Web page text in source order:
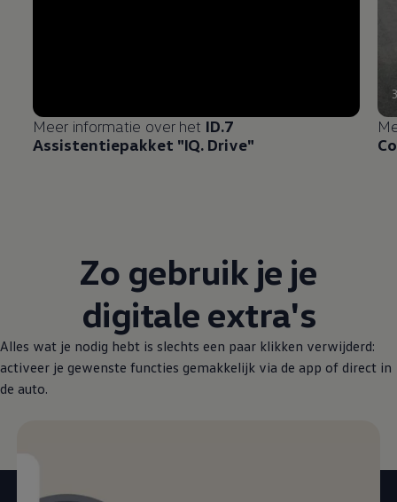
Meer informatie over het ID.7
Assistentiepakket "IQ. Drive"
Zo gebruik je je
digitale extra's
Alles wat je nodig hebt is slechts een paar klikken verwijderd:
activeer je gewenste functies gemakkelijk via de app of direct in
de auto.